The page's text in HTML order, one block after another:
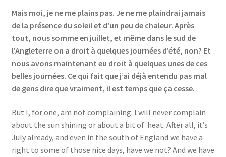
Mais moi, je ne me plains pas. Je ne me plaindrai jamais
de la présence du soleil et d’un peu de chaleur. Après
tout, nous somme en juillet, et même dans le sud de
l’Angleterre on a droit à quelques journées d’été, non? Et
nous avons maintenant eu droit à quelques unes de ces
belles journées. Ce qui fait que j’ai déjà entendu pas mal
de gens dire que vraiment, il est temps que ça cesse.
But I, for one, am not complaining. I will never complain
about the sun shining or about a bit of heat. After all, it’s
July already, and even in the south of England we have a
right to some of those nice days, have we not? And we have